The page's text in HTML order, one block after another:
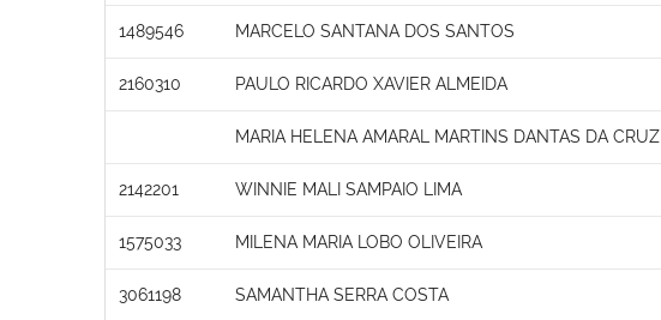
1489546 MARCELO SANTANA DOS SANTOS
2160310 PAULO RICARDO XAVIER ALMEIDA
MARIA HELENA AMARAL MARTINS DANTAS DA CRUZ
2142201 WINNIE MALI SAMPAIO LIMA
1575033 MILENA MARIA LOBO OLIVEIRA
3061198 SAMANTHA SERRA COSTA